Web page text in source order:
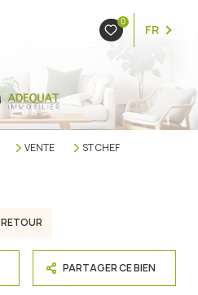
0
FR
VENTE
ST CHEF
RETOUR
PARTAGER CE BIEN